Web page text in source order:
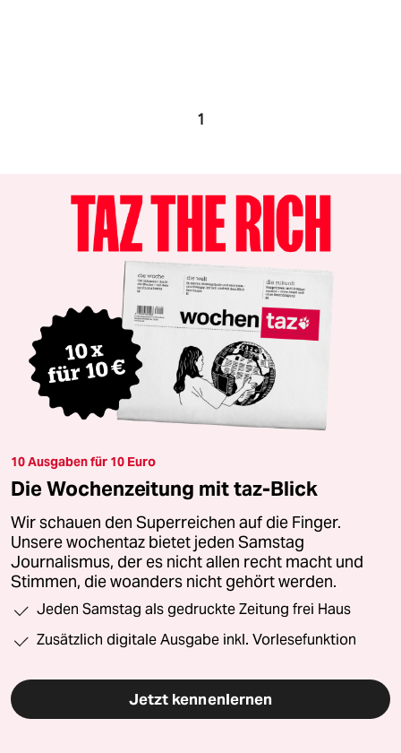
1
10 Ausgaben für 10 Euro
Die Wochenzeitung mit taz-Blick
Wir schauen den Superreichen auf die Finger.
Unsere wochentaz bietet jeden Samstag
Journalismus, der es nicht allen recht macht und
Stimmen, die woanders nicht gehört werden.
Jeden Samstag als gedruckte Zeitung frei Haus
Zusätzlich digitale Ausgabe inkl. Vorlesefunktion
Jetzt kennenlernen